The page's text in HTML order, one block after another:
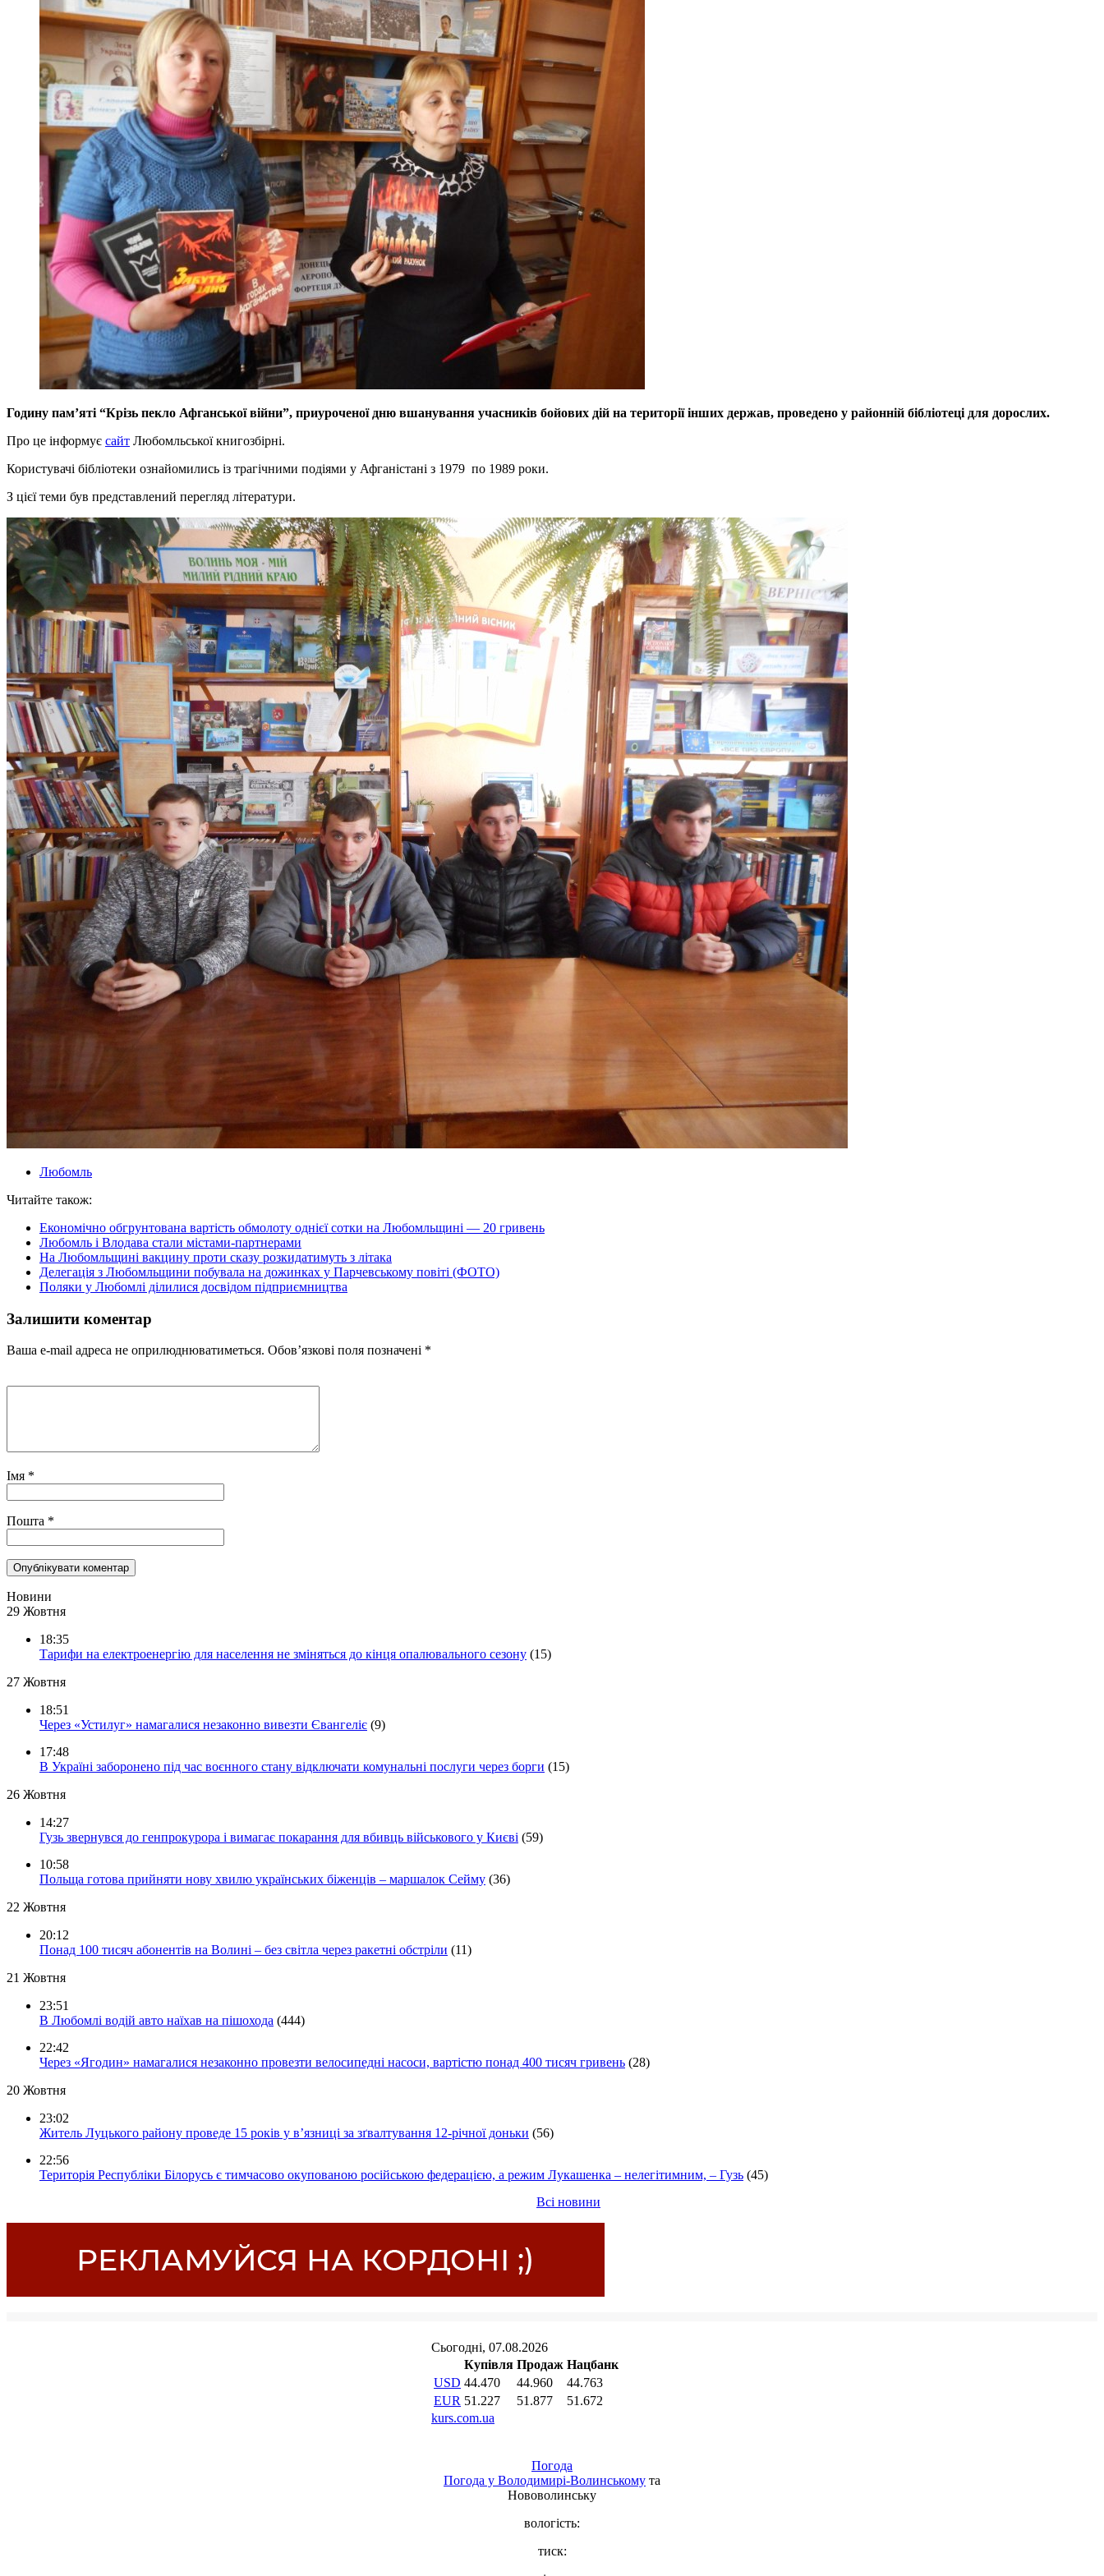
Годину пам’яті “Крізь пекло Афганської війни”, приуроченої дню вшанування учасників бойових дій на території інших держав, проведено у районній бібліотеці для дорослих.
Про це інформує сайт Любомльської книгозбірні.
Користувачі бібліотеки ознайомились із трагічними подіями у Афганістані з 1979 по 1989 роки.
З цієї теми був представлений перегляд літератури.
Любомль
Читайте також:
Економічно обгрунтована вартість обмолоту однієї сотки на Любомльщині — 20 гривень
Любомль і Влодава стали містами-партнерами
На Любомльщині вакцину проти сказу розкидатимуть з літака
Делегація з Любомльщини побувала на дожинках у Парчевському повіті (ФОТО)
Поляки у Любомлі ділилися досвідом підприємництва
Залишити коментар
Ваша e-mail адреса не оприлюднюватиметься. Обов’язкові поля позначені *
Імя *
Пошта *
Новини
29 Жовтня
18:35
Тарифи на електроенергію для населення не зміняться до кінця опалювального сезону (15)
27 Жовтня
18:51
Через «Устилуг» намагалися незаконно вивезти Євангеліє (9)
17:48
В Україні заборонено під час воєнного стану відключати комунальні послуги через борги (15)
26 Жовтня
14:27
Гузь звернувся до генпрокурора і вимагає покарання для вбивць військового у Києві (59)
10:58
Польща готова прийняти нову хвилю українських біженців – маршалок Сейму (36)
22 Жовтня
20:12
Понад 100 тисяч абонентів на Волині – без світла через ракетні обстріли (11)
21 Жовтня
23:51
В Любомлі водій авто наїхав на пішохода (444)
22:42
Через «Ягодин» намагалися незаконно провезти велосипедні насоси, вартістю понад 400 тисяч гривень (28)
20 Жовтня
23:02
Житель Луцького району проведе 15 років у в’язниці за зґвалтування 12-річної доньки (56)
22:56
Територія Республіки Білорусь є тимчасово окупованою російською федерацією, а режим Лукашенка – нелегітимним, – Гузь (45)
Всі новини
Погода
Погода у Володимирі-Волинському та
Нововолинську
вологість:
тиск: